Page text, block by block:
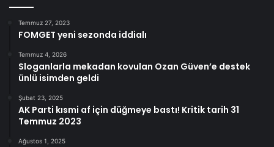
Temmuz 27, 2023
FOMGET yeni sezonda iddialı
Temmuz 4, 2026
Sloganlarla mekadan kovulan Ozan Güven’e destek
ünlü isimden geldi
Şubat 23, 2025
AK Parti kısmi af için düğmeye bastı! Kritik tarih 31
Temmuz 2023
Ağustos 1, 2025